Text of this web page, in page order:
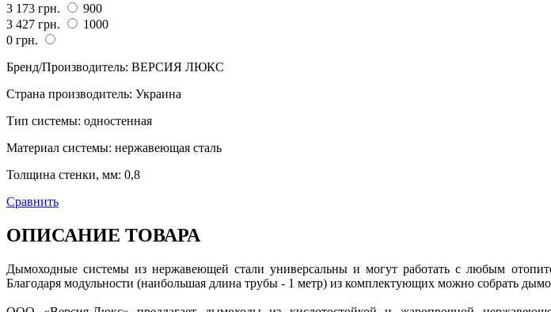
3 173 грн.
900
3 427 грн.
1000
0 грн.
Бренд/Производитель: ВЕРСИЯ ЛЮКС
Страна производитель: Украина
Тип системы: одностенная
Материал системы: нержавеющая сталь
Толщина стенки, мм: 0,8
Сравнить
ОПИСАНИЕ ТОВАРА
Дымоходные системы из нержавеющей стали универсальны и могут работать с любым
Благодаря модульности (наибольшая длина трубы - 1 метр) из комплектующих можно собрать